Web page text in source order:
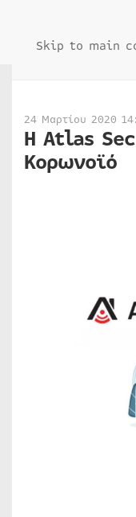
Skip to main
24 Μαρτίου 2020
Η Atlas
Κορωνοϊό